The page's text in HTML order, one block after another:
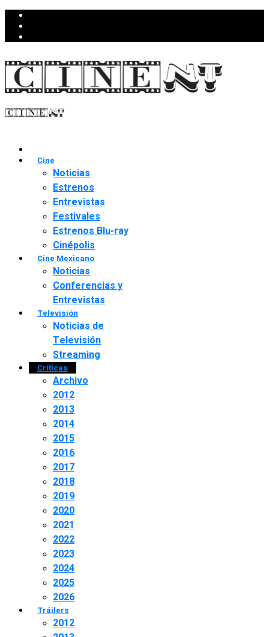
Cine
Noticias
Estrenos
Entrevistas
Festivales
Estrenos Blu-ray
Cinépolis
Cine Mexicano
Noticias
Conferencias y
Entrevistas
Televisión
Noticias de
Televisión
Streaming
Críticas
Archivo
2012
2013
2014
2015
2016
2017
2018
2019
2020
2021
2022
2023
2024
2025
2026
Tráilers
2012